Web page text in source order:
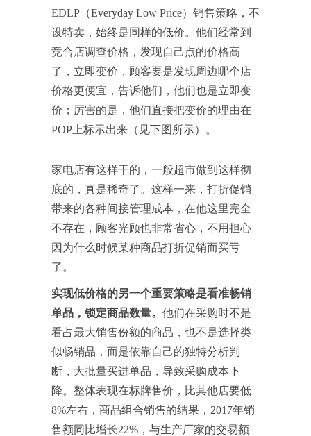
EDLP（Everyday Low Price）销售策略，不
设特卖，始终是同样的低价。他们经常到
竞合店调查价格，发现自己点的价格高
了，立即变价，顾客要是发现周边哪个店
价格更便宜，告诉他们，他们也是立即变
价；厉害的是，他们直接把变价的理由在
POP上标示出来（见下图所示）。
家电店有这样干的，一般超市做到这样彻
底的，真是稀奇了。这样一来，打折促销
带来的各种间接管理成本，在他这里完全
不存在，顾客光顾也非常省心，不用担心
因为什么时候某种商品打折促销而买亏
了。
实现低价格的另一个重要策略是看准畅销
单品，锁定商品数量。 他们在采购时不是
看占最大销售份额的商品，也不是选择类
似畅销品，而是依靠自己的独特分析判
断，大批量买进单品，导致采购成本下
降。整体表现在标牌售价，比其他店要低
8%左右，商品组合销售的结果，2017年销
售额同比增长22%，与生产厂家的交易额